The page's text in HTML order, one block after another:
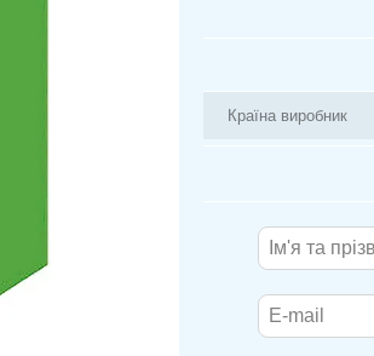
Країна виробник